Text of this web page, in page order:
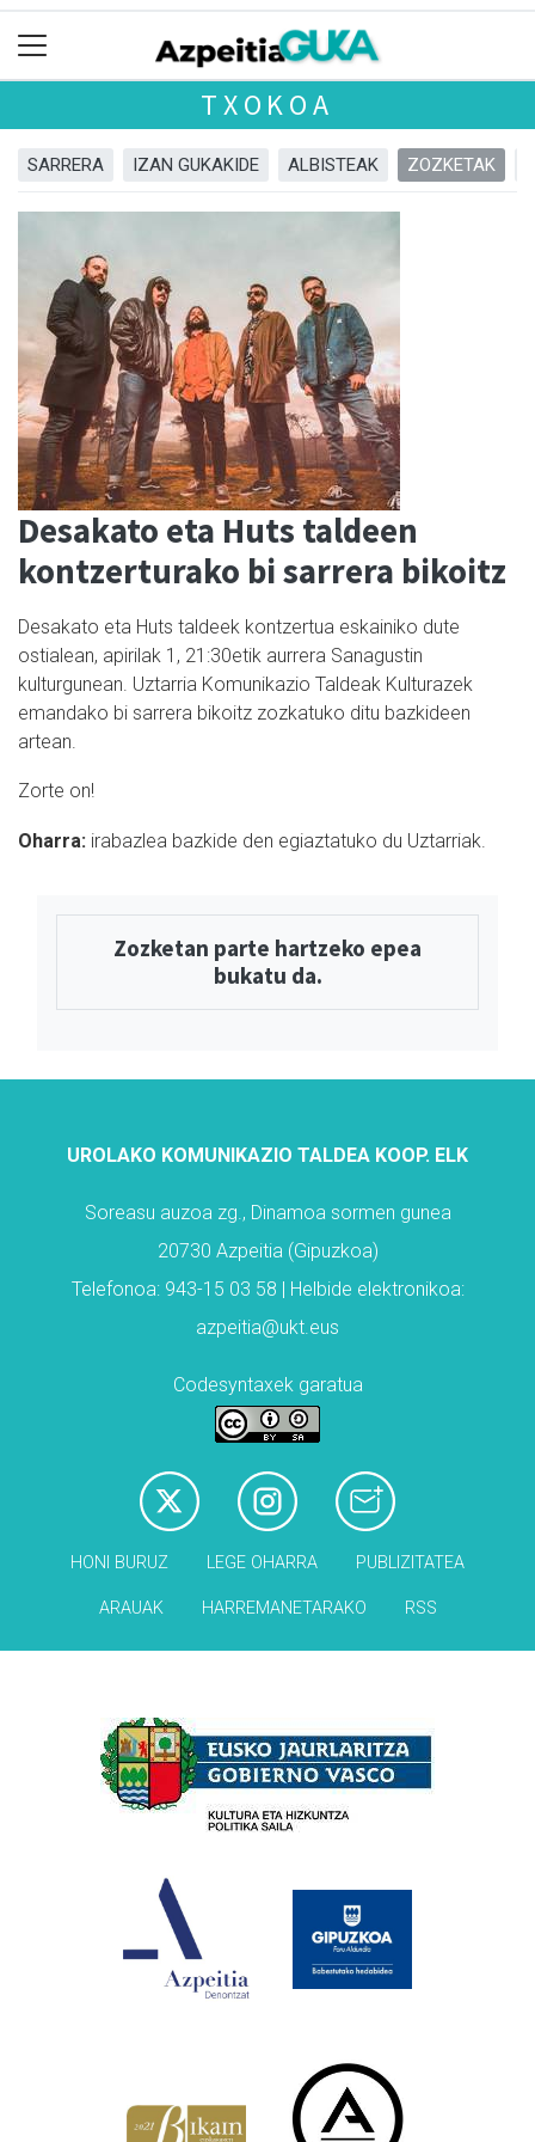
TXOKOA
SARRERA IZAN GUKAKIDE ALBISTEAK ZOZKETAK
Desakato eta Huts taldeen
kontzerturako bi sarrera bikoitz
Desakato eta Huts taldeek kontzertua eskainiko dute
ostialean, apirilak 1, 21:30etik aurrera Sanagustin
kulturgunean. Uztarria Komunikazio Taldeak Kulturazek
emandako bi sarrera bikoitz zozkatuko ditu bazkideen
artean.
Zorte on!
Oharra: irabazlea bazkide den egiaztatuko du Uztarriak.
Zozketan parte hartzeko epea
bukatu da.
UROLAKO KOMUNIKAZIO TALDEA KOOP. ELK
Soreasu auzoa zg., Dinamoa sormen gunea
20730 Azpeitia (Gipuzkoa)
Telefonoa: 943-15 03 58 | Helbide elektronikoa:
azpeitia@ukt.eus
Codesyntaxek garatua
HONI BURUZ LEGE OHARRA PUBLIZITATEA
ARAUAK HARREMANETARAKO RSS